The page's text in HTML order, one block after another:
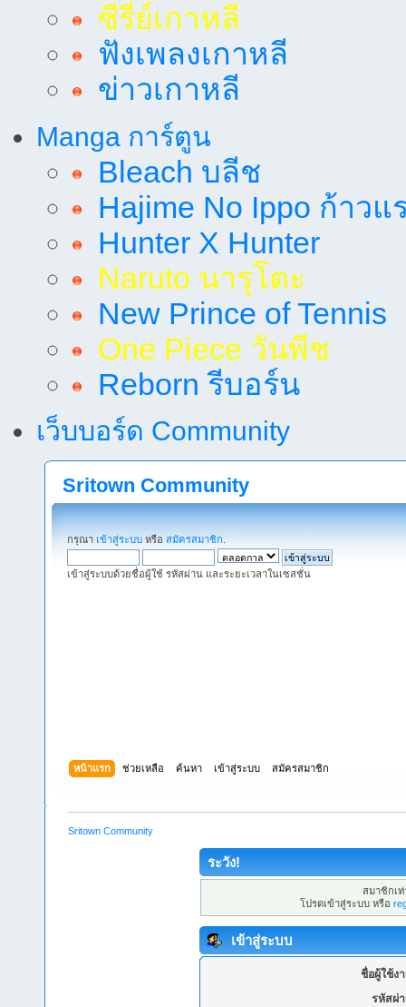
ซีรี่ย์เกาหลี
ฟังเพลงเกาหลี
ข่าวเกาหลี
Manga การ์ตูน
Bleach บลีช
Hajime No Ippo ก้าวแ
Hunter X Hunter
Naruto นารุโตะ
New Prince of Tennis
One Piece วันพีช
Reborn รีบอร์น
เว็บบอร์ด Community
Sritown Community
กรุณา เข้าสู่ระบบ หรือ สมัครสมาชิก
เข้าสู่ระบบด้วยชื่อผู้ใช้ รหัสผ่าน และระยะเวลาในเซสชั่น
หน้าแรก ช่วยเหลือ ค้นหา เข้าสู่ระบบ สมัครสมาชิก
Sritown Community
ระวัง!
สมาชิกเ
โปรดเข้าสู่ระบบ หรือ
เข้าสู่ระบบ
ชื่อผู้ใช้ง
รหัสผ่